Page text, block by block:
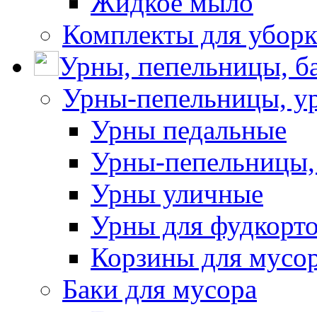
Комплекты для
Урны, пепельницы,
Урны-пепельницы,
Урны педальные
Урны-
Урны уличные
Урны для
Корзины для
Баки для мусора